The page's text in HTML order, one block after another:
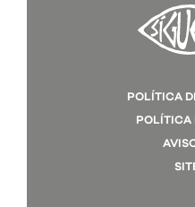
POLÍTICA
POLÍTICA